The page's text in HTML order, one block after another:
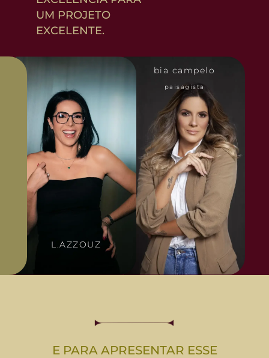
UM PROJETO
EXCELENTE.
L.AZZOUZ
bia campelo
paisagista
E PARA APRESENTAR ESSE